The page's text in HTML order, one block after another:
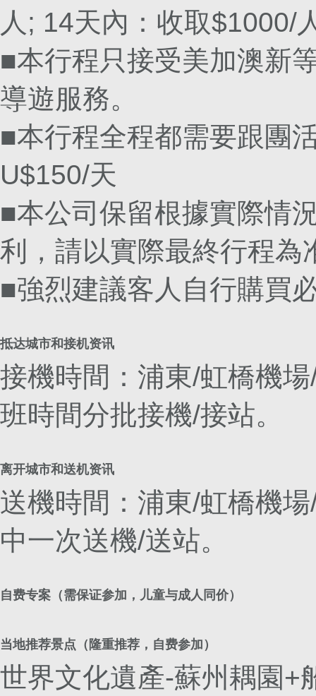
人; 14天內：收取$1000/
■本行程只接受美加澳新
導遊服務。
■本行程全程都需要跟團
U$150/天
■本公司保留根據實際情
利，請以實際最終行程為
■強烈建議客人自行購買
抵达城市和接机资讯
接機時間：浦東/虹橋機
班時間分批接機/接站。
离开城市和送机资讯
送機時間：浦東/虹橋機
中一次送機/送站。
自费专案（需保证参加，儿童与成人同价）
当地推荐景点（隆重推荐，自费参加）
世界文化遺產-蘇州耦園+